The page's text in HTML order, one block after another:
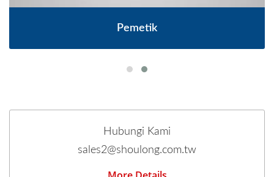
Pemetik
Hubungi Kami
sales2@shoulong.com.tw